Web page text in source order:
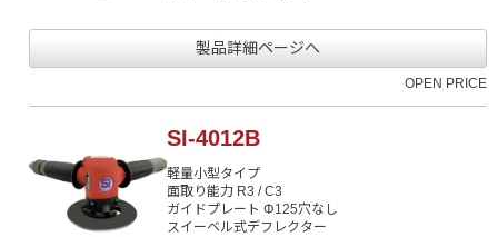
製品詳細ページへ
OPEN PRICE
SI-4012B
軽量小型タイプ
面取り能力 R3 / C3
ガイドプレート Φ125穴なし
スイーベル式デフレクター